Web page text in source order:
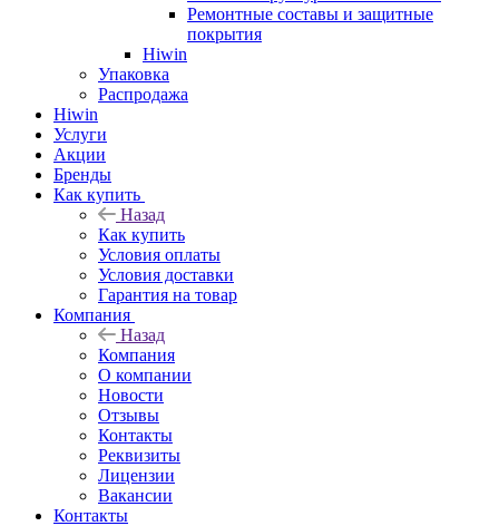
Ремонтные составы и защитные
покрытия
Hiwin
Упаковка
Распродажа
Hiwin
Услуги
Акции
Бренды
Как купить
Назад
Как купить
Условия оплаты
Условия доставки
Гарантия на товар
Компания
Назад
Компания
О компании
Новости
Отзывы
Контакты
Реквизиты
Лицензии
Вакансии
Контакты